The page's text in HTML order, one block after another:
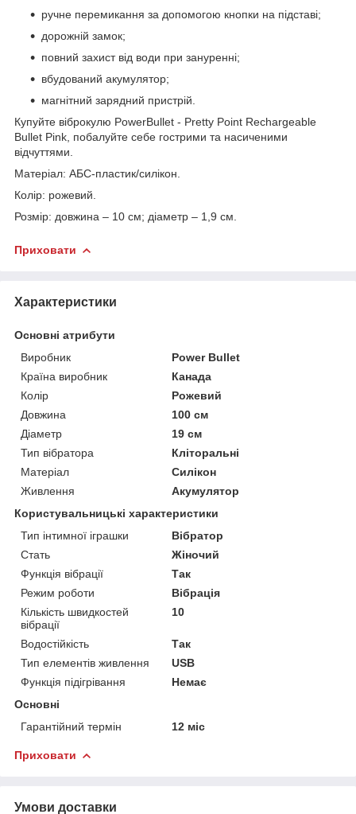
ручне перемикання за допомогою кнопки на підставі;
дорожній замок;
повний захист від води при зануренні;
вбудований акумулятор;
магнітний зарядний пристрій.
Купуйте віброкулю PowerBullet - Pretty Point Rechargeable
Bullet Pink, побалуйте себе гострими та насиченими
відчуттями.
Матеріал: АБС-пластик/силікон.
Колір: рожевий.
Розмір: довжина – 10 см; діаметр – 1,9 см.
Приховати
Характеристики
Основні атрибути
Виробник
Power Bullet
Країна виробник
Канада
Колір
Рожевий
Довжина
100 см
Діаметр
19 см
Тип вібратора
Кліторальні
Матеріал
Силікон
Живлення
Акумулятор
Користувальницькі характеристики
Тип інтимної іграшки
Вібратор
Стать
Жіночий
Функція вібрації
Так
Режим роботи
Вібрація
Кількість швидкостей
вібрації
10
Водостійкість
Так
Тип елементів живлення
USB
Функція підігрівання
Немає
Основні
Гарантійний термін
12 міс
Приховати
Умови доставки